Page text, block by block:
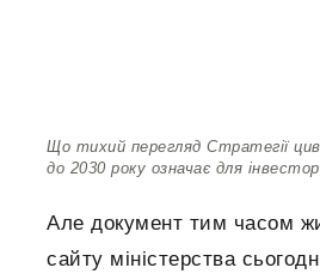
Що тихий перегляд Стратегії
до 2030 року означає для
Але документ тим часом
сайту міністерства